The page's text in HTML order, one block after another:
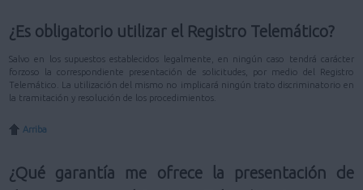
¿Es obligatorio utilizar el Registro Telemático?
Salvo en los supuestos establecidos legalmente, en ningún caso tendrá carácter
forzoso la correspondiente presentación de solicitudes, por medio del Registro
Telemático. La utilización del mismo no implicará ningún trato discriminatorio en
la tramitación y resolución de los procedimientos.
Arriba
¿Qué garantía me ofrece la presentación de